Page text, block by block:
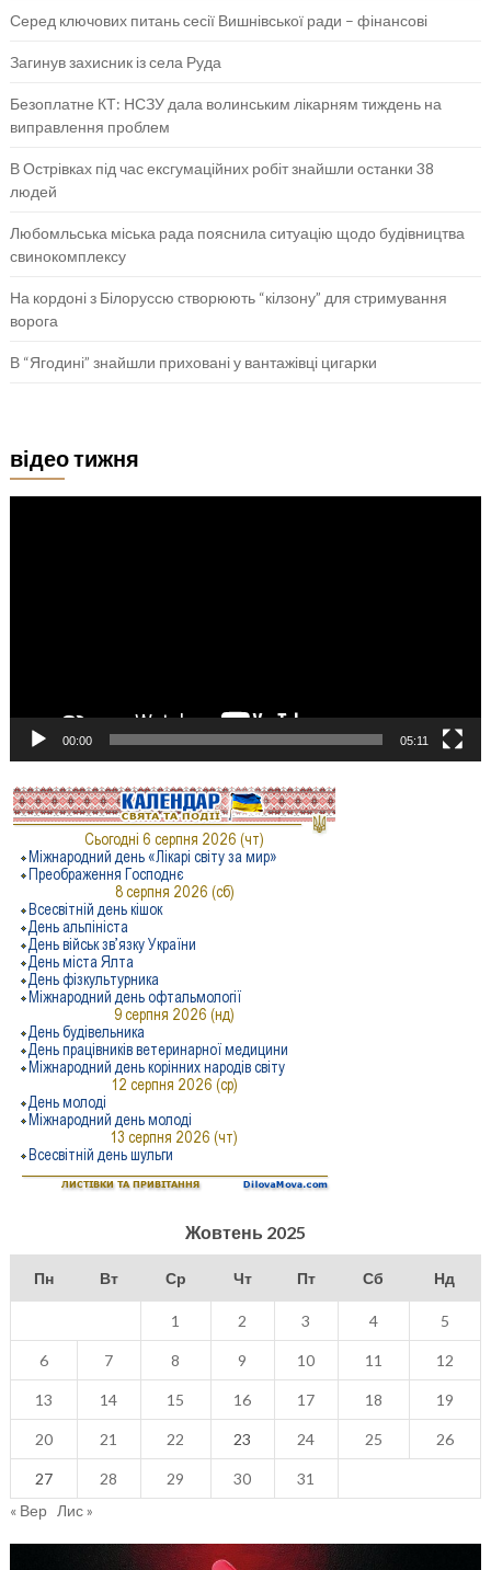
Серед ключових питань сесії Вишнівської ради – фінансові
Загинув захисник із села Руда
Безоплатне КТ: НСЗУ дала волинським лікарням тиждень на
виправлення проблем
В Острівках під час ексгумаційних робіт знайшли останки 38
людей
Любомльська міська рада пояснила ситуацію щодо будівництва
свинокомплексу
На кордоні з Білоруссю створюють “кілзону” для стримування
ворога
В “Ягодині” знайшли приховані у вантажівці цигарки
відео тижня
00:00 05:11
Жовтень 2025
Пн Вт Ср Чт Пт Сб Нд
1 2 3 4 5
6 7 8 9 10 11 12
13 14 15 16 17 18 19
20 21 22 23 24 25 26
27 28 29 30
31
« Вер Лис »